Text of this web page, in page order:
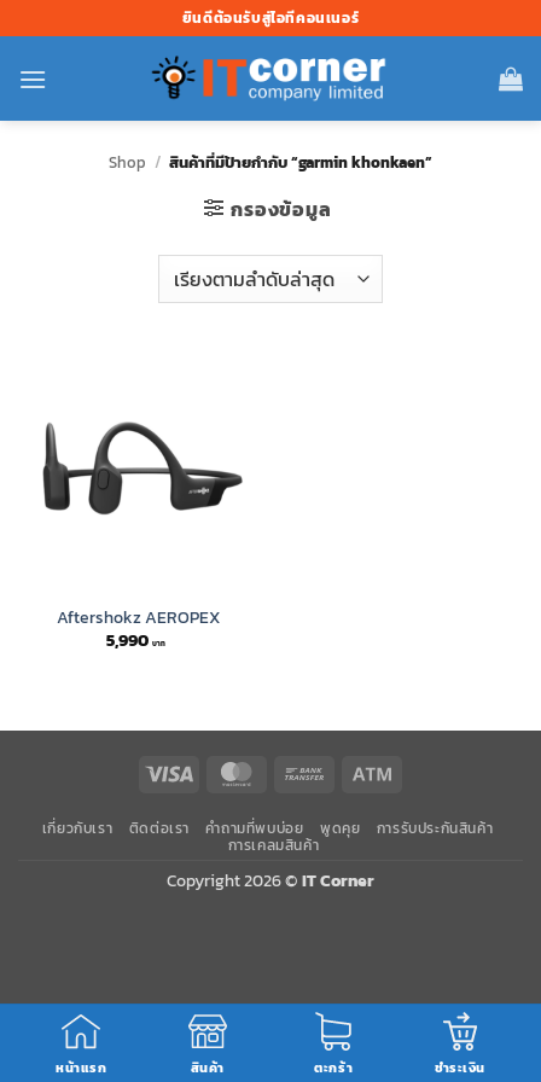
ไป
ยัง
ยินดีต้อนรับสู่ไอทีคอนเนอร์
Shop / สินค้าที่มีป้ายกำกับ “garmin khonkaen”
กรองข้อมูล
Aftershokz AEROPEX
5,990
หน้าแรก สินค้า ตะกร้า ชำระเงิน
Visa MasterCard Bank
เกี่ยวกับเรา ติดต่อเรา คำถามที่พบบ่อย พูดคุย การรับประกันสินค้า
การเคลมสินค้า
Copyright 2026 ©IT Corner